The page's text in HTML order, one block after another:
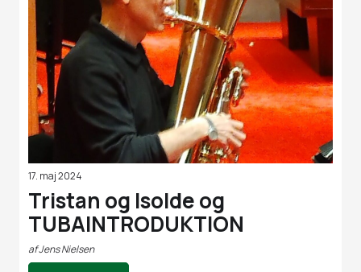
17. maj 2024
Tristan og Isolde og
TUBAINTRODUKTION
afJens Nielsen